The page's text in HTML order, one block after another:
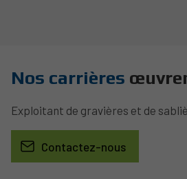
Nos carrières
Exploitant de gravières et de
Contactez-nous